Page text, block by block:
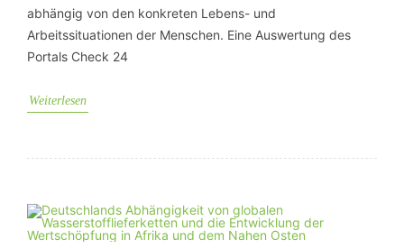
abhängig von den konkreten Lebens- und
Arbeitssituationen der Menschen. Eine Auswertung des
Portals Check 24
Weiterlesen